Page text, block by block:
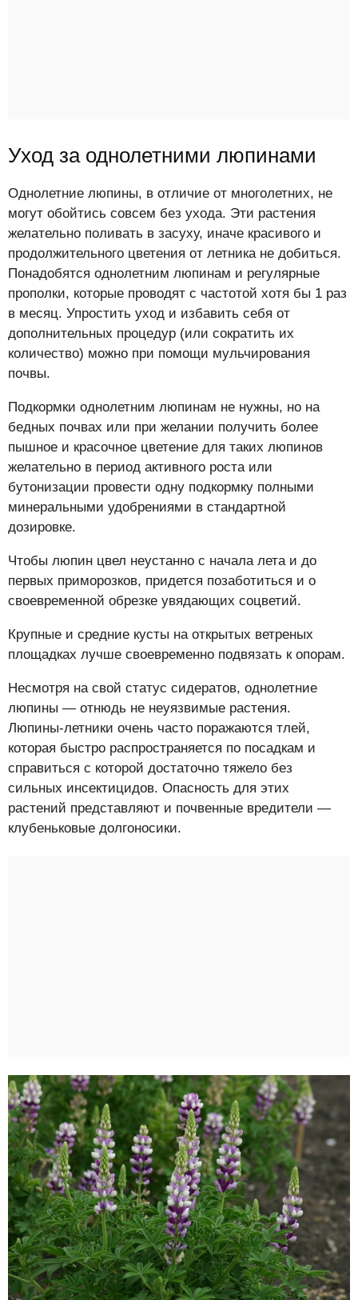
Уход за однолетними люпинами
Однолетние люпины, в отличие от многолетних, не
могут обойтись совсем без ухода. Эти растения
желательно поливать в засуху, иначе красивого и
продолжительного цветения от летника не добиться.
Понадобятся однолетним люпинам и регулярные
прополки, которые проводят с частотой хотя бы 1 раз
в месяц. Упростить уход и избавить себя от
дополнительных процедур (или сократить их
количество) можно при помощи мульчирования
почвы.
Подкормки однолетним люпинам не нужны, но на
бедных почвах или при желании получить более
пышное и красочное цветение для таких люпинов
желательно в период активного роста или
бутонизации провести одну подкормку полными
минеральными удобрениями в стандартной
дозировке.
Чтобы люпин цвел неустанно с начала лета и до
первых приморозков, придется позаботиться и о
своевременной обрезке увядающих соцветий.
Крупные и средние кусты на открытых ветреных
площадках лучше своевременно подвязать к опорам.
Несмотря на свой статус сидератов, однолетние
люпины — отнюдь не неуязвимые растения.
Люпины-летники очень часто поражаются тлей,
которая быстро распространяется по посадкам и
справиться с которой достаточно тяжело без
сильных инсектицидов. Опасность для этих
растений представляют и почвенные вредители —
клубеньковые долгоносики.